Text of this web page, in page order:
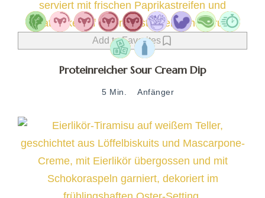
Add to Favorites
Proteinreicher Sour Cream Dip
5 Min. Anfänger